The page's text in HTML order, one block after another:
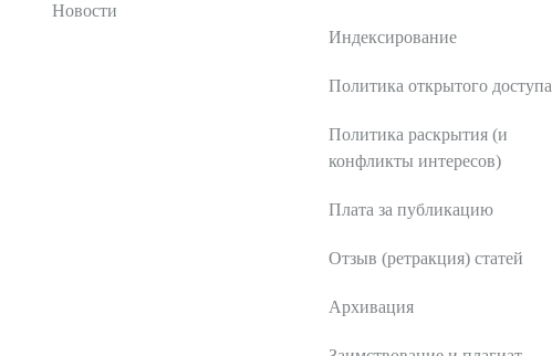
Новости
Индексирование
Политика открытого доступа
Политика раскрытия (и
конфликты интересов)
Плата за публикацию
Отзыв (ретракция) статей
Архивация